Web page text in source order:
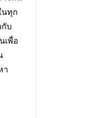
นทุก
บ
เพื่อ
า